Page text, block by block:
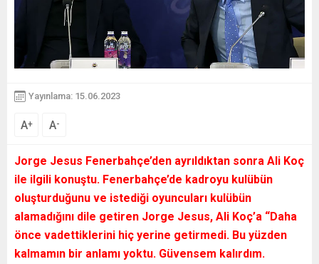
Yayınlama: 15.06.2023
A+ A-
Jorge Jesus Fenerbahçe’den ayrıldıktan sonra Ali Koç
ile ilgili konuştu. Fenerbahçe’de kadroyu kulübün
oluşturduğunu ve istediği oyuncuları kulübün
alamadığını dile getiren Jorge Jesus, Ali Koç’a “Daha
önce vadettiklerini hiç yerine getirmedi. Bu yüzden
kalmamın bir anlamı yoktu. Güvensem kalırdım.